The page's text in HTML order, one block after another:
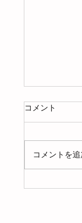
コメント
コメントを